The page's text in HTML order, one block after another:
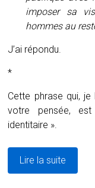
imposer sa
hommes au
J’ai répondu.
*
Cette phrase qui, je
votre pensée,
identitaire ».
Lire la suite